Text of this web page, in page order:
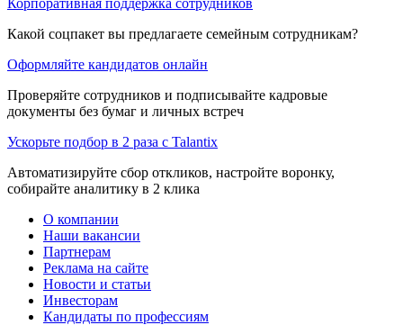
Какой соцпакет вы предлагаете семейным сотрудникам?
Оформляйте кандидатов онлайн
Проверяйте сотрудников и подписывайте кадровые
документы без бумаг и личных встреч
Ускорьте подбор в 2 раза с Talantix
Автоматизируйте сбор откликов, настройте воронку,
собирайте аналитику в 2 клика
О компании
Наши вакансии
Партнерам
Реклама на сайте
Новости и статьи
Инвесторам
Кандидаты по профессиям